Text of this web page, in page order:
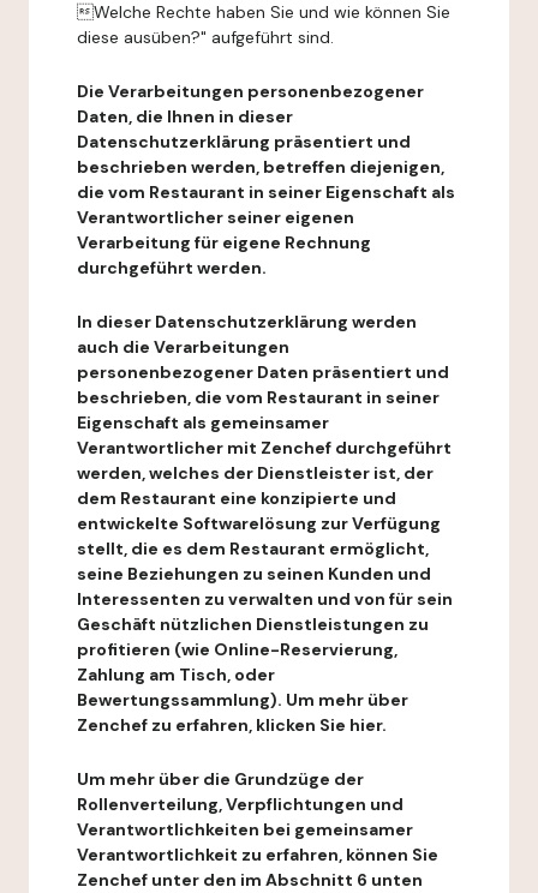
Welche Rechte haben Sie und wie können Sie
diese ausüben?" aufgeführt sind.
Die Verarbeitungen personenbezogener
Daten, die Ihnen in dieser
Datenschutzerklärung präsentiert und
beschrieben werden, betreffen diejenigen,
die vom Restaurant in seiner Eigenschaft als
Verantwortlicher seiner eigenen
Verarbeitung für eigene Rechnung
durchgeführt werden.
In dieser Datenschutzerklärung werden
auch die Verarbeitungen
personenbezogener Daten präsentiert und
beschrieben, die vom Restaurant in seiner
Eigenschaft als gemeinsamer
Verantwortlicher mit Zenchef durchgeführt
werden, welches der Dienstleister ist, der
dem Restaurant eine konzipierte und
entwickelte Softwarelösung zur Verfügung
stellt, die es dem Restaurant ermöglicht,
seine Beziehungen zu seinen Kunden und
Interessenten zu verwalten und von für sein
Geschäft nützlichen Dienstleistungen zu
profitieren (wie Online-Reservierung,
Zahlung am Tisch, oder
Bewertungssammlung). Um mehr über
Zenchef zu erfahren, klicken Sie hier.
Um mehr über die Grundzüge der
Rollenverteilung, Verpflichtungen und
Verantwortlichkeiten bei gemeinsamer
Verantwortlichkeit zu erfahren, können Sie
Zenchef unter den im Abschnitt 6 unten